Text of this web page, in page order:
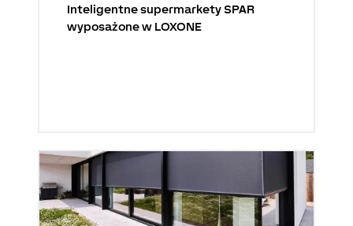
Inteligentne supermarkety SPAR
wyposażone w LOXONE